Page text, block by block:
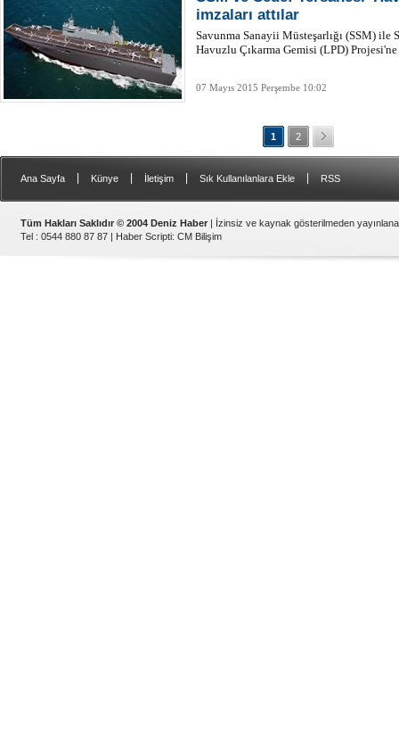
imzaları attılar
Savunma Sanayii Müsteşarlığı (SSM) ile
Havuzlu Çıkarma Gemisi (LPD)
07 Mayıs 2015 Perşembe 10:02
1 2
Ana Sayfa Künye İletişim Sık Kullanılanlara Ekle RSS
Tüm Hakları Saklıdır © 2004 Deniz Haber | İzinsiz ve kaynak gösterilmeden
Tel : 0544 880 87 87 | Haber Scripti: CM Bilişim